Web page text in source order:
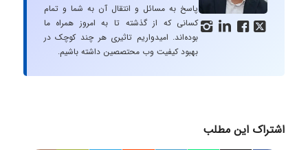
   
پاسخ به مسائل و انتقال آن به شما و تمام
کسانی که از گذشته تا به امروز همراه ما
بوده‌اند. امیدواریم تاثیری هر چند کوچک در
بهبود کیفیت وب محتصصین داشته باشیم.
اشتراک این مطلب